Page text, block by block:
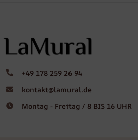
+49 178 259 26 94
kontakt@lamural.de
Montag - Freitag / 8 BIS 16 UHR